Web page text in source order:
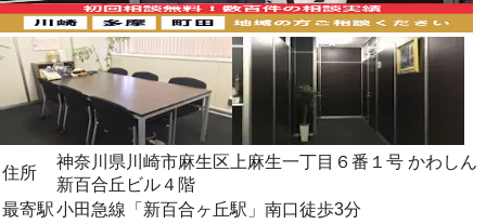
住所
神奈川県川崎市麻生区上麻生一丁目６番１号 かわしん
新百合丘ビル４階
最寄駅小田急線「新百合ヶ丘駅」南口徒歩3分